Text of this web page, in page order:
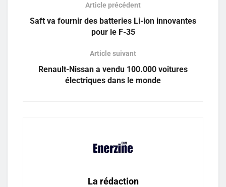
Article précédent
Saft va fournir des batteries Li-ion innovantes
pour le F-35
Article suivant
Renault-Nissan a vendu 100.000 voitures
électriques dans le monde
La rédaction